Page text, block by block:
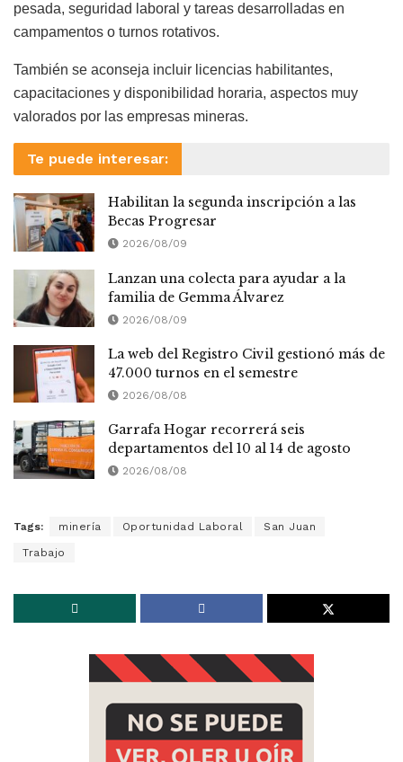
pesada, seguridad laboral y tareas desarrolladas en
campamentos o turnos rotativos.
También se aconseja incluir licencias habilitantes,
capacitaciones y disponibilidad horaria, aspectos muy
valorados por las empresas mineras.
Te puede interesar:
Habilitan la segunda inscripción a las
Becas Progresar
2026/08/09
Lanzan una colecta para ayudar a la
familia de Gemma Álvarez
2026/08/09
La web del Registro Civil gestionó más de
47.000 turnos en el semestre
2026/08/08
Garrafa Hogar recorrerá seis
departamentos del 10 al 14 de agosto
2026/08/08
Tags: minería Oportunidad Laboral San Juan
Trabajo